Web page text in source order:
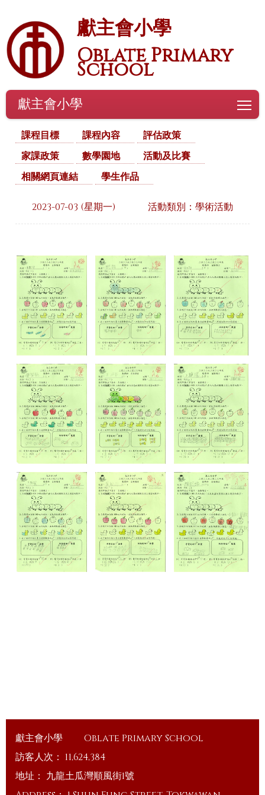
獻主會小學
Oblate Primary
School
獻主會小學
課程目標 課程內容
評估政策
家課政策
數學園地
活動及比賽
相關網頁連結
學生作品
2023-07-03 (星期一) 活動類別：學術活動
獻主會小學
Oblate Primary School
訪客人次： 11,624,384
地址： 九龍土瓜灣順風街1號